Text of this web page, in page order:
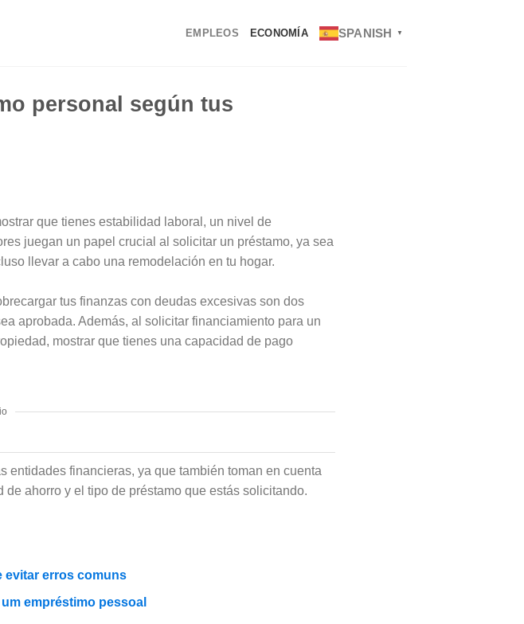
EMPLEOS ECONOMÍA SPANISH ▼
personal según tus
que tienes estabilidad laboral, un nivel de
juegan un papel crucial al solicitar un préstamo, ya sea
llevar a cabo una remodelación en tu hogar.
tus finanzas con deudas excesivas son dos
aprobada. Además, al solicitar financiamiento para un
mostrar que tienes una capacidad de pago
entidades financieras, ya que también toman en cuenta
ahorro y el tipo de préstamo que estás solicitando.
evitar erros comuns
empréstimo pessoal